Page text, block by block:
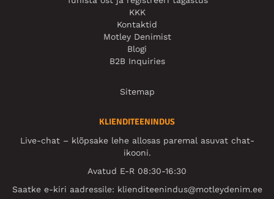
KKK
Kontaktid
Motley Denimist
Blogi
B2B Inquiries
Sitemap
KLIENDITEENINDUS
Live-chat – klõpsake lehe allosas paremal asuvat chat-
ikooni.
Avatud E-R 08:30-16:30
Saatke e-kiri aadressile: klienditeenindus@motleydenim.ee